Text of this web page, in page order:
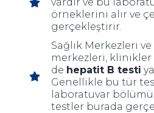
örneklerini alır ve
gerçekleştirir.
Sağlık Merkezleri
merkezleri,
de hepatit B testi
Genellikle bu tür
laboratuvar
testler burada